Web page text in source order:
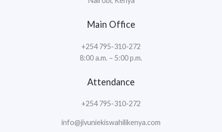
Main Office
+254 795-310-272
8:00 a.m. – 5:00 p.m.
Attendance
+254 795-310-272
info@jivuniekiswahilikenya.com